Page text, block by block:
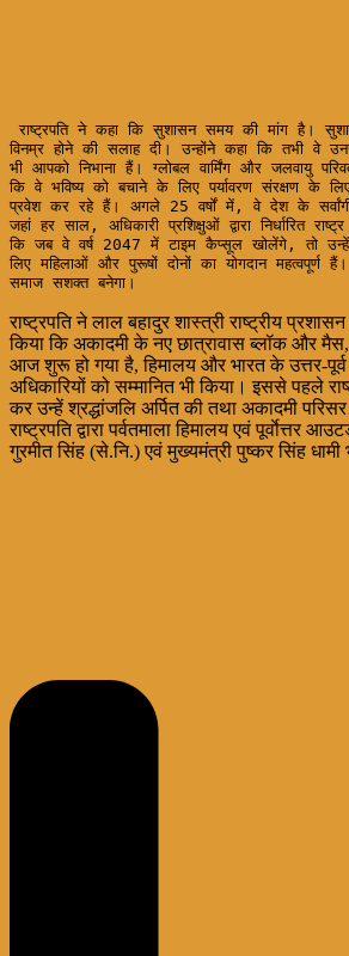
राष्ट्रपति ने कहा कि सुशासन समय की मांग है। सुशासन का अभाव हमारी अनेक सामाजिक और आर्थिक समस्याओं की जड़ है। लोगों की समस्याओं को समझने के लिए आम लोगों से जुड़ना जरूरी है। उन्होंने प्रशिक्षु अधिकारियों को लोगों से जुड़ने के लिए
विनम्र होने की सलाह दी। उन्होंने कहा कि तभी
भी आपको निभाना हैं। ग्लोबल वार्मिंग और जलवायु
कि वे भविष्य को बचाने के लिए पर्यावरण संरक्षण के
प्रवेश कर रहे हैं। अगले 25 वर्षों में, वे देश के
जहां हर साल, अधिकारी प्रशिक्षुओं द्वारा निर्धारित
कि जब वे वर्ष 2047 में टाइम कैप्सूल खोलेंगे, तो उन्हें
लिए महिलाओं और पुरूषों दोनों का योगदान
समाज सशक्त बनेगा।
राष्ट्रपति ने लाल बहादुर शास्त्री राष्ट्रीय
किया कि अकादमी के नए छात्रावास ब्लॉक और मैस,
आज शुरू हो गया है, हिमालय और भारत के उत्तर-पूर्व
अधिकारियों को सम्मानित भी किया। इससे पहले
कर उन्हें श्रद्धांजलि अर्पित की तथा अकादमी
राष्ट्रपति द्वारा पर्वतमाला हिमालय एवं
गुरमीत सिंह (से.नि.) एवं मुख्यमंत्री पुष्कर सिंह